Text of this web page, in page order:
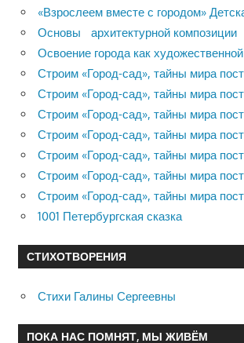
«Взрослеем вместе с городом»
Основы архитектурной композиции
Освоение города как
Строим «Город-сад», тайны мира
Строим «Город-сад», тайны мира
Строим «Город-сад», тайны мира
Строим «Город-сад», тайны мира
Строим «Город-сад», тайны мира
Строим «Город-сад», тайны мира
Строим «Город-сад», тайны мира
1001 Петербургская сказка
СТИХОТВОРЕНИЯ
Стихи Галины Сергеевны
ПОКА НАС ПОМНЯТ, МЫ ЖИВЁМ